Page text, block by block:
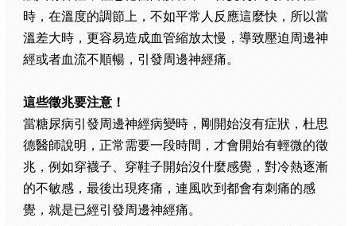
時，在溫度的調節上，不如平常人反應這麼快，所以當
溫差大時，更容易造成血管縮放太慢，導致壓迫周邊神
經或者血流不順暢，引發周邊神經痛。
這些徵兆要注意！
當糖尿病引發周邊神經病變時，剛開始沒有症狀，杜思
德醫師說明，正常需要一段時間，才會開始有輕微的徵
兆，例如穿襪子、穿鞋子開始沒什麼感覺，對冷熱逐漸
的不敏感，最後出現疼痛，連風吹到都會有刺痛的感
覺，就是已經引發周邊神經痛。